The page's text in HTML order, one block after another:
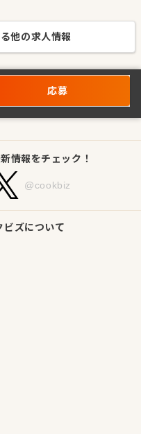
他の求人情報
応募
情報をチェック！
@cookbiz
ビズについて